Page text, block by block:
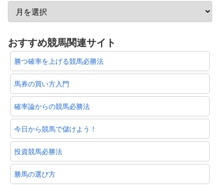
おすすめ競馬関連サイト
勝つ確率を上げる競馬必勝法
馬券の買い方入門
確率論からの競馬必勝法
今日から競馬で儲けよう！
投資競馬必勝法
勝馬の選び方